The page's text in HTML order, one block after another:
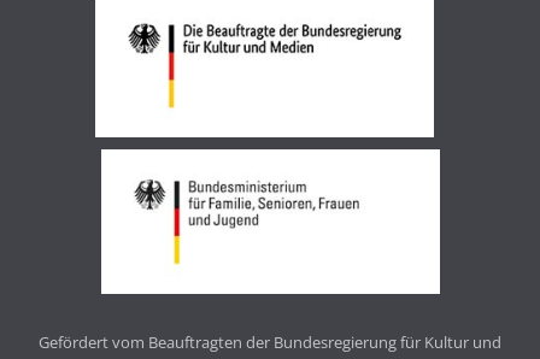
Gefördert vom Beauftragten der Bundesregierung für Kultur und